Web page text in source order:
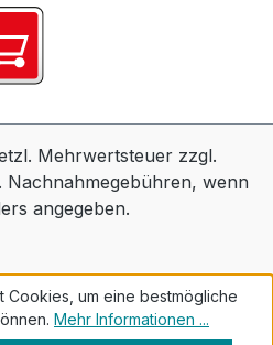
Mehrwertsteuer zzgl.
wenn
angegeben.
um eine bestmögliche
Mehr Informationen ...